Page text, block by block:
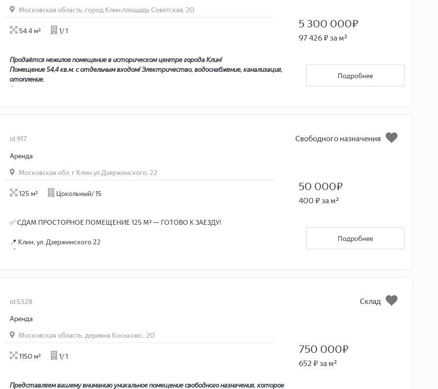
Московская область, город Клин,площадь Советская, 20
54.4 м² 1/ 1
5 300 000₽
97 426 ₽ за м²
Продаётся нежилое помещение в историческом центре города Клин!
Помещение 54,4 кв.м. с отдельным входом! Электричество, водоснабжение, канализация,
отопление.
Ранее в помещении располагалась аптека.
Подробнее
id:917
Аренда
Московская обл, г Клин,ул Дзержинского, 22
125 м² Цокольный/ 15
Cвободного назначения
50 000₽
400 ₽ за м²
✅ СДАМ ПРОСТОРНОЕ ПОМЕЩЕНИЕ 125 М² — ГОТОВО К ЗАЕЗДУ!
📍 Клин, ул. Дзержинского 22
💰 50 000 ₽/мес + КУ
🎯 ИДЕАЛЬНО ПОД:
• Склад интернет-магазина / маркетплейсов
• Студию: йога, танцы, фитнес, репетиции
• Учебный центр / курсы / репетиторство
• Небольшое производство / пекарню / мастерскую
• Колл-центр / бэк-офис / архив
Подробнее
id:5328
Аренда
Московская область, деревня Коськово,, 20
1150 м² 1/ 1
Склад
750 000₽
652 ₽ за м²
Представляем вашему вниманию уникальное помещение свободного назначения, которое